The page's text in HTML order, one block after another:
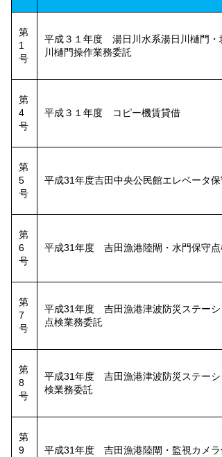
第
1
号
平成３１年度 湯日川水系湯日川樋門・
川樋門操作業務委託
第
4
号
平成３１年度 コピー機賃貸借
第
5
号
平成31年度吉田中央公民館エレベータ
第
6
号
平成31年度 吉田漁港陸閘・水門保守点
第
7
号
平成31年度 吉田漁港津波防災ステーシ
点検業務委託
第
8
号
平成31年度 吉田漁港津波防災ステーシ
検業務委託
第
9
平成31年度 吉田漁港陸閘・監視カメラ